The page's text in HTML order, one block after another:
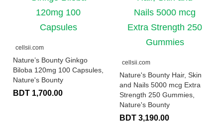
cellsii.com
Nature’s Bounty Ginkgo
Biloba 120mg 100 Capsules,
Nature's Bounty
BDT 1,700.00
cellsii.com
Nature's Bounty Hair, Skin
and Nails 5000 mcg Extra
Strength 250 Gummies,
Nature's Bounty
BDT 3,190.00